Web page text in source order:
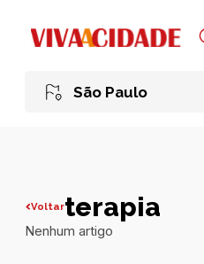
São Paulo
Voltarterapia
Nenhum artigo